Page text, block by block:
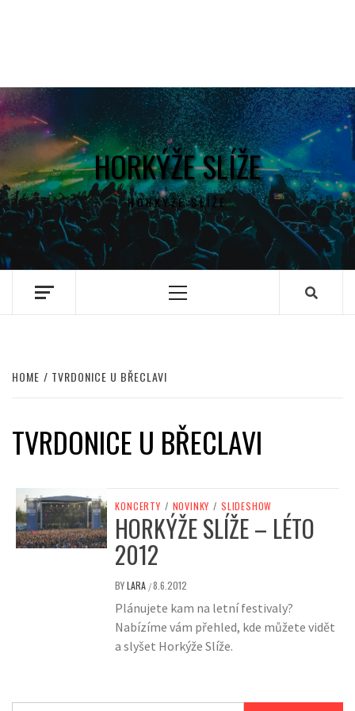
HORKÝŽE SLÍŽE
HORKÝŽE SLÍŽE
Primary
HOME TVRDONICE U BŘECLAVI
TVRDONICE U BŘECLAVI
KONCERTY / NOVINKY / SLIDESHOW
HORKÝŽE SLÍŽE – LÉTO
2012
BYLARA /8.6.2012
Plánujete kam na letní festivaly?
Nabízíme vám přehled, kde můžete vidět
a slyšet Horkýže Slíže.